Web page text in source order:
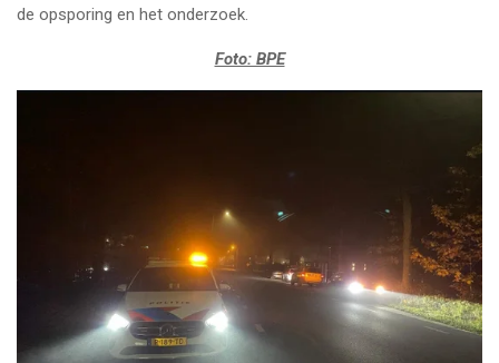
de opsporing en het onderzoek.
Foto: BPE